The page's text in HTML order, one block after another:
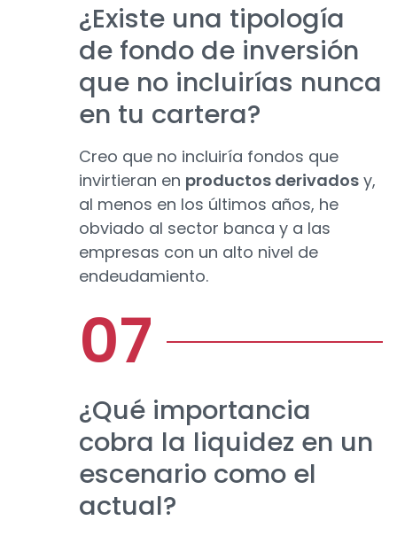
¿Existe una tipología
de fondo de inversión
que no incluirías nunca
en tu cartera?
Creo que no incluiría fondos que
invirtieran en productos derivados y,
al menos en los últimos años, he
obviado al sector banca y a las
empresas con un alto nivel de
endeudamiento.
¿Qué importancia
cobra la liquidez en un
escenario como el
actual?